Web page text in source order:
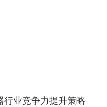
业竞争力提升策略